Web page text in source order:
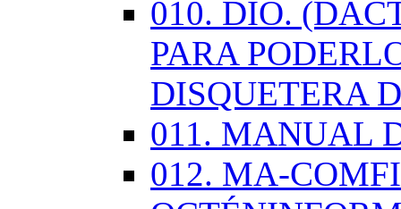
010. DIO.
PARA
DISQUETERA
011. MANUAL
012. MA-